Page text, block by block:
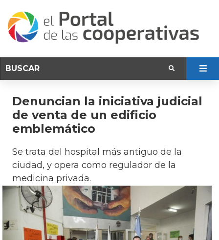
Denuncian la iniciativa judicial
de venta de un edificio
emblemático
Se trata del hospital más antiguo de la
ciudad, y opera como regulador de la
medicina privada.